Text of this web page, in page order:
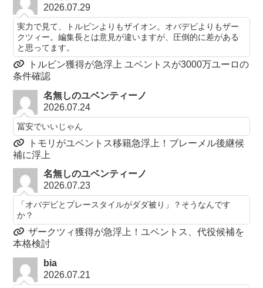
2026.07.29
実力で見て、トルビンよりもザイオン。オバデビよりもザー
クツィー。編集長とは意見が違いますが、圧倒的に差がある
と思ってます。
トルビン獲得が急浮上 ユベントスが3000万ユーロの
条件確認
名無しのユベンティーノ
2026.07.24
冨安でいいじゃん
トモリがユベントス移籍急浮上！ブレーメル後継候
補に浮上
名無しのユベンティーノ
2026.07.23
「オバデビとプレースタイルがダダ被り」？そうなんです
か？
ザークツィ獲得が急浮上！ユベントス、代役候補を
本格検討
bia
2026.07.21